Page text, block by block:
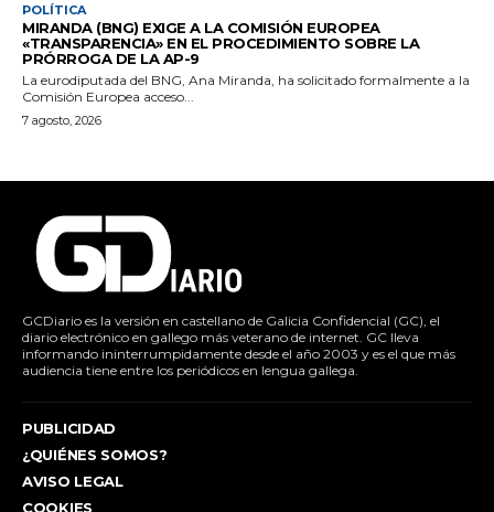
POLÍTICA
MIRANDA (BNG) EXIGE A LA COMISIÓN EUROPEA
«TRANSPARENCIA» EN EL PROCEDIMIENTO SOBRE LA
PRÓRROGA DE LA AP-9
La eurodiputada del BNG, Ana Miranda, ha solicitado formalmente a la
Comisión Europea acceso...
7 agosto, 2026
GCDiario es la versión en castellano de Galicia Confidencial (GC), el
diario electrónico en gallego más veterano de internet. GC lleva
informando ininterrumpidamente desde el año 2003 y es el que más
audiencia tiene entre los periódicos en lengua gallega.
PUBLICIDAD
¿QUIÉNES SOMOS?
AVISO LEGAL
COOKIES